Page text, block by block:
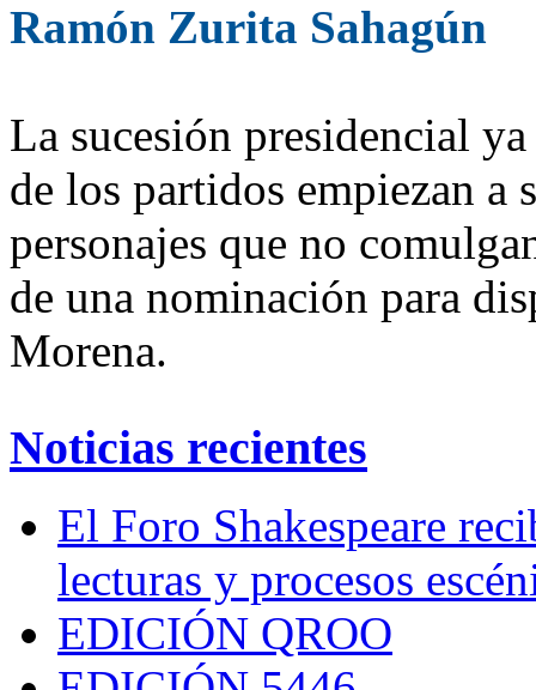
Ramón Zurita Sahagún
La sucesión presidencial
de los partidos empiezan a
personajes que no
de una nominación para
Morena.
Noticias recientes
El Foro Shakespeare
lecturas y procesos
EDICIÓN QROO